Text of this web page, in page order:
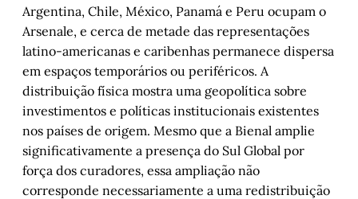
Argentina, Chile, México, Panamá e Peru ocupam o
Arsenale, e cerca de metade das representações
latino-americanas e caribenhas permanece dispersa
em espaços temporários ou periféricos. A
distribuição física mostra uma geopolítica sobre
investimentos e políticas institucionais existentes
nos países de origem. Mesmo que a Bienal amplie
significativamente a presença do Sul Global por
força dos curadores, essa ampliação não
corresponde necessariamente a uma redistribuição